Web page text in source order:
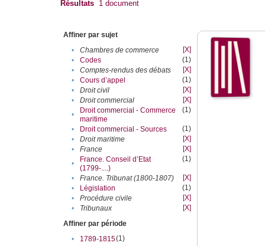
Résultats 1 document
Affiner par sujet
•
Chambres de commerce
[X]
•
Codes
(1)
•
Comptes-rendus des débats
[X]
•
Cours d’appel
(1)
•
Droit civil
[X]
•
Droit commercial
[X]
•
Droit commercial - Commerce
maritime
(1)
• Droit commercial - Sources
(1)
•
Droit maritime
[X]
•
France
[X]
•
France. Conseil d’Etat
(1799-....)
(1)
• France. Tribunat (1800-1807)
[X]
•
Législation
(1)
•
Procédure civile
[X]
•
Tribunaux
[X]
Affiner par période
•
1789-1815(1)